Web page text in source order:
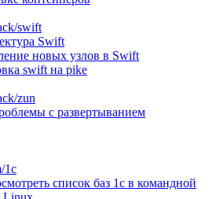
swift
Swift
новых узлов в Swift
swift на pike
zun
с развертыванием
1c
список баз 1с в командной